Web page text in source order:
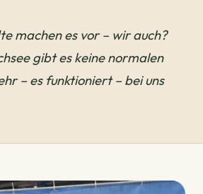
machen es vor – wir auch?
gibt es keine normalen
– es funktioniert – bei uns